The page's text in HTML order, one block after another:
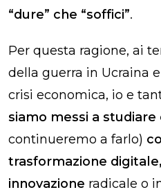
“dure” che “soffici”.
Per questa ragione, ai
della guerra in Ucraina
crisi economica, io e
siamo messi a studiare
continueremo a farlo)
trasformazione
innovazione radicale o